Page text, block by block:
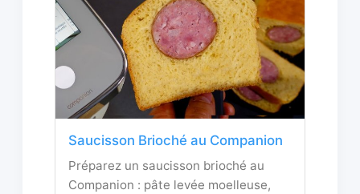
Saucisson Brioché au Companion
Préparez un saucisson brioché au
Companion : pâte levée moelleuse,